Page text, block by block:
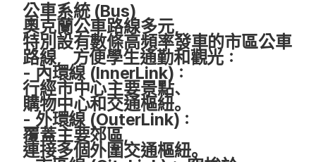
公車系統 (Bus)
奧克蘭公車路線多元，
特別設有數條高頻率發車的市區公車
路線，方便學生通勤和觀光：
- 內環線 (InnerLink)：
行經市中心主要景點、
購物中心和交通樞紐。
- 外環線 (OuterLink) ：
覆蓋主要郊區，
連接多個外圍交通樞紐。